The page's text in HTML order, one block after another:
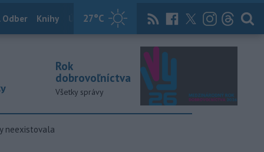
27°C
Odber Knihy Útulkovo Magazín News Now Archív
Rok
dobrovoľníctva
Všetky správy
neexistovala